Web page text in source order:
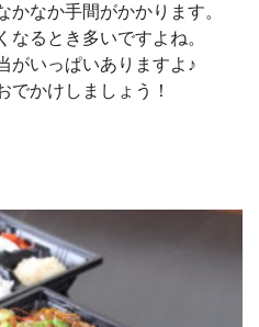
なか手間がかかります。
なるとき多いですよね。
がいっぱいありますよ♪
でかけしましょう！